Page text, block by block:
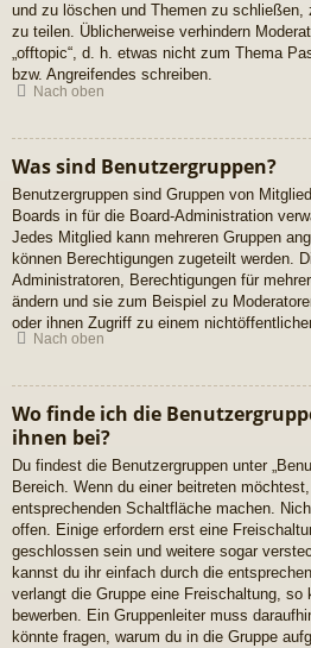
und zu löschen und Themen zu schließen,
zu teilen. Üblicherweise verhindern
„offtopic“, d. h. etwas nicht zum Thema
bzw. Angreifendes schreiben.
Nach oben
Was sind Benutzergruppen?
Benutzergruppen sind Gruppen von
Boards in für die Board-Administration
Jedes Mitglied kann mehreren Gruppen
können Berechtigungen zugeteilt werden.
Administratoren, Berechtigungen für
ändern und sie zum Beispiel zu
oder ihnen Zugriff zu einem
Nach oben
Wo finde ich die
ihnen bei?
Du findest die Benutzergruppen unter
Bereich. Wenn du einer beitreten
entsprechenden Schaltfläche machen.
offen. Einige erfordern erst eine
geschlossen sein und weitere sogar
kannst du ihr einfach durch die
verlangt die Gruppe eine Freischaltung, so
bewerben. Ein Gruppenleiter muss
könnte fragen, warum du in die Gruppe